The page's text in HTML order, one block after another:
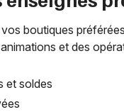
boutiques
et des
et soldes